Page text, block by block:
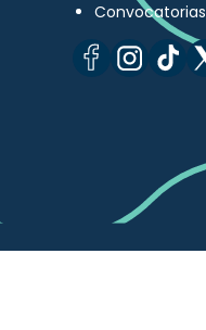
Convocatorias